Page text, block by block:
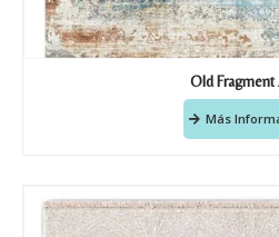
Old Fragment
Más